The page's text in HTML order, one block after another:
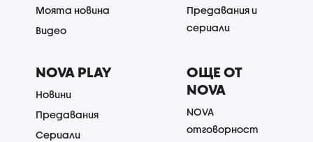
Моята новина
Видео
Предавания и
сериали
NOVA PLAY
Новини
Предавания
Сериали
ОЩЕ ОТ
NOVA
NOVA
отговорност